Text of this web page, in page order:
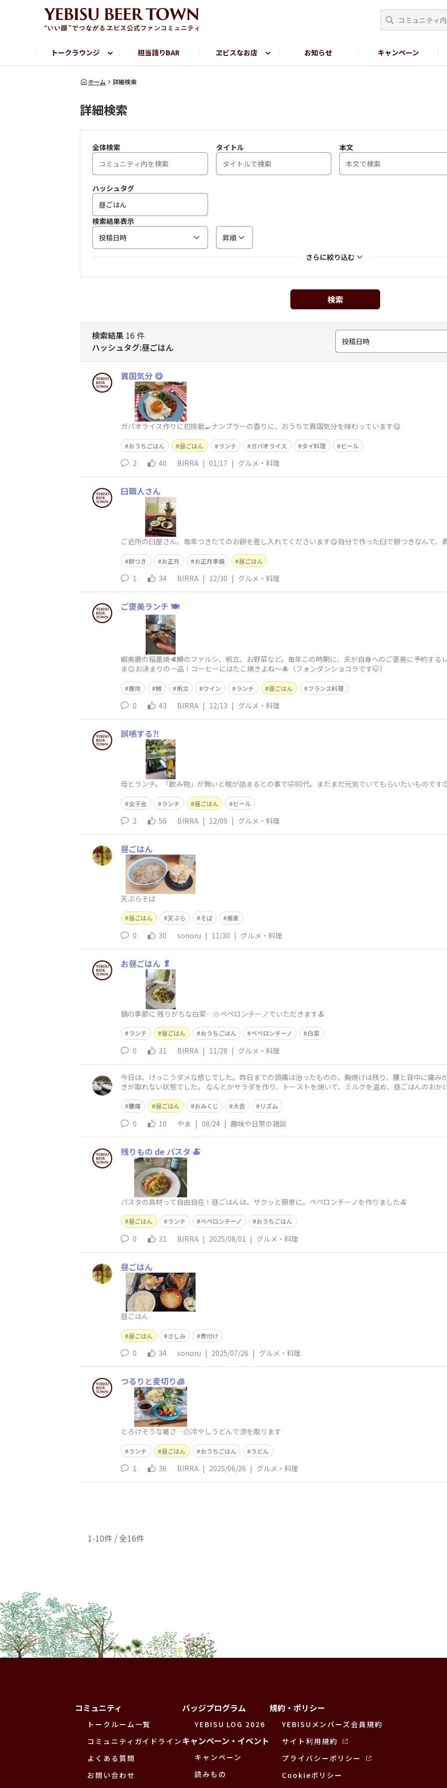
トークラウンジ
フリートーク
担当語りBAR ヱビスなお店
ヱビス提供店情報
お知らせ キャンペーン
ヱビスブランドサイト
サッポロビール公式Instagram
ホーム 詳細検索
詳細検索
全体検索 タイトル 本文
ハッシュタグ
検索結果表示
投稿日時
昇順
さらに絞り込む
検索
検索結果 16 件
ハッシュタグ:昼ごはん
投稿日時
異国気分 😋
ガパオライス作りに初挑戦🍳ナンプラーの香りに、おうちで異国気分を味わっています😋
おうちごはん 昼ごはん ランチ ガパオライス タイ料理 ビール
2 40 BIRRA | 01/17 | グルメ・料理
臼職人さん
ご近所の臼屋さん。毎年つきたてのお餅を差し入れてくださいます😋自分で作った臼で餅つきなんて、
餅つき お正月 お正月準備 昼ごはん
1 34 BIRRA | 12/30 | グルメ・料理
ご褒美ランチ 🍽️
蝦夷鹿の稲藁焼🥩鱒のファルシ、帆立、お野菜など。毎年この時期に、夫が自身へのご褒美に予約す
ま😊お決まりの一品！コーヒーにはたこ焼きよね〜🐙（フォンダンショコラです🤭）
鹿肉 鱒 帆立 ワイン ランチ 昼ごはん フランス料理
0 43 BIRRA | 12/13 | グルメ・料理
誤嚥する⁈
母とランチ。「飲み物」が無いと喉が詰まるとの事で🤣80代。まだまだ元気でいてもらいたいものです
女子会 ランチ 昼ごはん ビール
2 56 BIRRA | 12/09 | グルメ・料理
昼ごはん
天ぷらそば
昼ごはん 天ぷら そば 蕎麦
0 30 sonoru | 11/30 | グルメ・料理
お昼ごはん 🥬
鍋の季節に 残りがちな白菜…🍲ペペロンチーノでいただきます🍝
ランチ 昼ごはん おうちごはん ペペロンチーノ 白菜
0 31 BIRRA | 11/28 | グルメ・料理
今日は、けっこうダメな感じでした。昨日までの頭痛は治ったものの、胸焼けは残り、腰と背中に痛
きが取れない状態でした。 なんとかサラダを作り、トーストを焼いて、ミルクを温め、昼ごはんのお
腰痛 昼ごはん おみくじ 大吉 リズム
0 10 やま | 08/24 | 趣味や日常の雑談
残りもの de パスタ 🍝
パスタの具材って自由自在！昼ごはんは、サクッと簡単に。ペペロンチーノを作りました🍝
昼ごはん ランチ ペペロンチーノ おうちごはん
0 31 BIRRA | 2025/08/01 | グルメ・料理
昼ごはん
昼ごはん
昼ごはん さしみ 煮付け
0 34 sonoru | 2025/07/26 | グルメ・料理
つるりと麦切り🧊
とろけそうな暑さ…🫠冷やしうどんで涼を取ります
ランチ 昼ごはん おうちごはん うどん
1 36 BIRRA | 2025/06/26 | グルメ・料理
1-10件 / 全16件
コミュニティ
トークルーム一覧
コミュニティガイドライン
よくある質問
お問い合わせ
バッジプログラム
YEBISU LOG 2026
キャンペーン・イベント
キャンペーン
読みもの
規約・ポリシー
YEBISUメンバーズ会員規約
サイト利用規約
プライバシーポリシー
Cookieポリシー